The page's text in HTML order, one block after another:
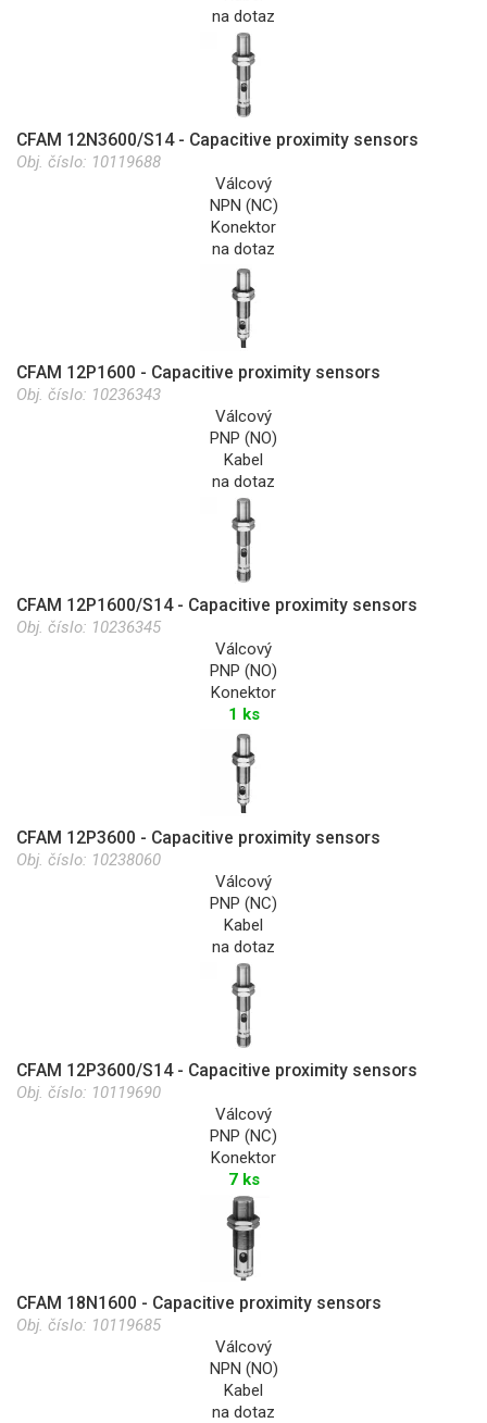
na dotaz
CFAM 12N3600/S14 - Capacitive proximity sensors
Obj. číslo: 10119688
Válcový
NPN (NC)
Konektor
na dotaz
CFAM 12P1600 - Capacitive proximity sensors
Obj. číslo: 10236343
Válcový
PNP (NO)
Kabel
na dotaz
CFAM 12P1600/S14 - Capacitive proximity sensors
Obj. číslo: 10236345
Válcový
PNP (NO)
Konektor
1 ks
CFAM 12P3600 - Capacitive proximity sensors
Obj. číslo: 10238060
Válcový
PNP (NC)
Kabel
na dotaz
CFAM 12P3600/S14 - Capacitive proximity sensors
Obj. číslo: 10119690
Válcový
PNP (NC)
Konektor
7 ks
CFAM 18N1600 - Capacitive proximity sensors
Obj. číslo: 10119685
Válcový
NPN (NO)
Kabel
na dotaz